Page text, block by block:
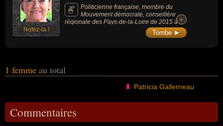
Notez-la !
Politicienne française, membre du
Mouvement démocrate, conseillère
régionale des Pays-de-la-Loire de 2015 à
2018 et députée de 2017 à sa démission,
+
+
Tombe ►
1 femme au total
Patricia Gallerneau
Commentaires